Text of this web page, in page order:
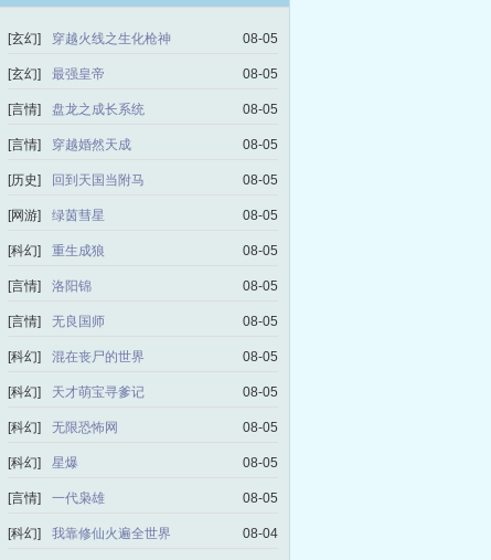
[玄幻] 穿越火线之生化枪神 08-05
[玄幻] 最强皇帝 08-05
[言情] 盘龙之成长系统 08-05
[言情] 穿越婚然天成 08-05
[历史] 回到天国当附马 08-05
[网游] 绿茵彗星 08-05
[科幻] 重生成狼 08-05
[言情] 洛阳锦 08-05
[言情] 无良国师 08-05
[科幻] 混在丧尸的世界 08-05
[科幻] 天才萌宝寻爹记 08-05
[科幻] 无限恐怖网 08-05
[科幻] 星爆 08-05
[言情] 一代枭雄 08-05
[科幻] 我靠修仙火遍全世界 08-04